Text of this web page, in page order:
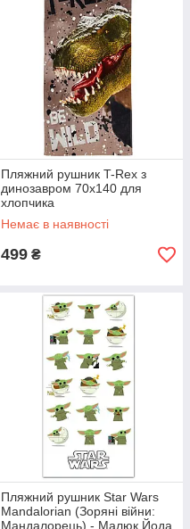
Пляжний рушник T-Rex з
динозавром 70х140 для
хлопчика
Немає в наявності
499 ₴
Пляжний рушник Star Wars
Mandalorian (Зоряні війни:
Мандалорець) - Малюк Йода